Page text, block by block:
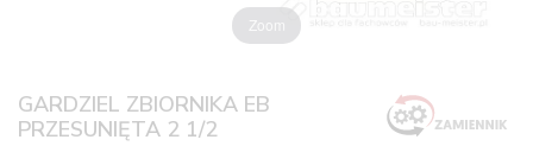
Zoom
GARDZIEL ZBIORNIKA EB
PRZESUNIĘTA 2 1/2